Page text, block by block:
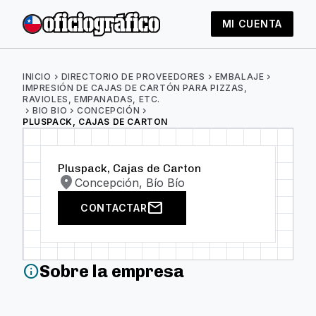
MI CUENTA
INICIO chevron_right DIRECTORIO DE PROVEEDORES chevron_right EMBALAJE chevron_right
IMPRESIÓN DE CAJAS DE CARTÓN PARA PIZZAS,
RAVIOLES, EMPANADAS, ETC.
chevron_right BIO BIO chevron_rightCONCEPCIÓN chevron_right
PLUSPACK, CAJAS DE CARTON
Pluspack, Cajas de Carton
location_on Concepción, Bío Bío
CONTACTARmail
infoSobre la empresa